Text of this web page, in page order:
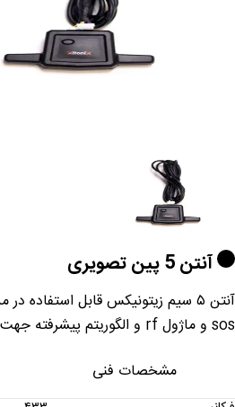
آنتن 5 پین تصویری
آنتن ۵ سیم زیتونیکس قابل
sos و ماژول rf و الگوریتم پیشرفته جهت ارسال و دریافت اطلاعات
مشخصات فنی